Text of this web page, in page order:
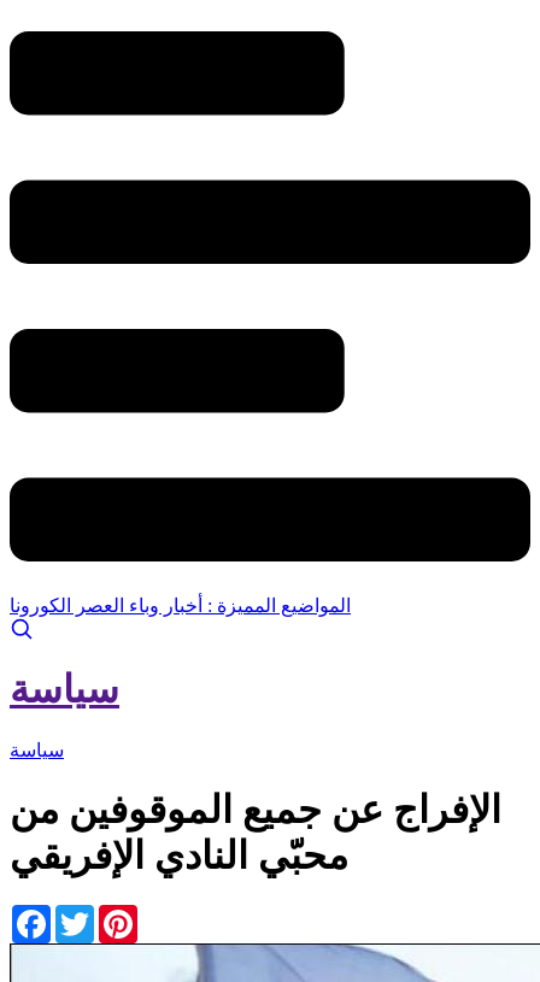
المواضيع المميزة : أخبار وباء العصر الكورونا
سياسة
سياسة
الإفراج عن جميع الموقوفين من
محبّي النادي الإفريقي
Facebook
Twitter